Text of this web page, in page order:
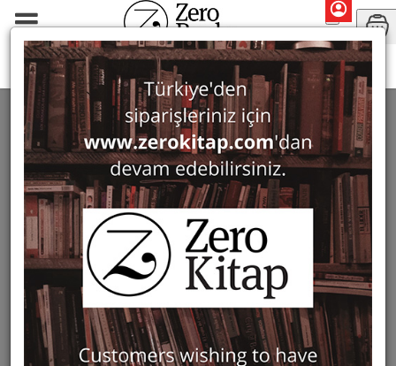
Search: Metin And
SEARCH: METIN AND 11 ürün bulundu
Filter Show Only in Stock